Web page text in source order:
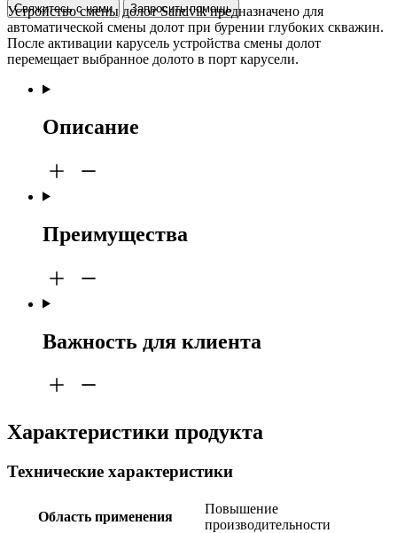
Свяжитесь с нами Запросить помощь
Устройство смены долот Sandvik предназначено для
автоматической смены долот при бурении глубоких скважин.
После активации карусель устройства смены долот
перемещает выбранное долото в порт карусели.
Описание
Преимущества
Важность для клиента
Характеристики продукта
Технические характеристики
Область применения
Повышение
производительности